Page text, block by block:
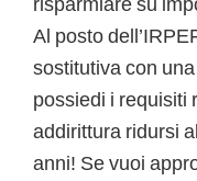
Al posto
sostitutiva con
possiedi i requisiti
addirittura ridursi
anni! Se vuoi